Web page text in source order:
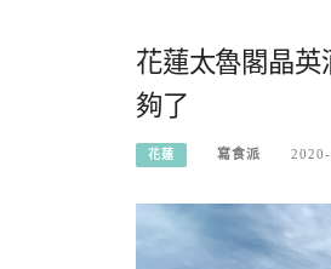
花蓮太魯閣晶英
夠了
花蓮 寫食派